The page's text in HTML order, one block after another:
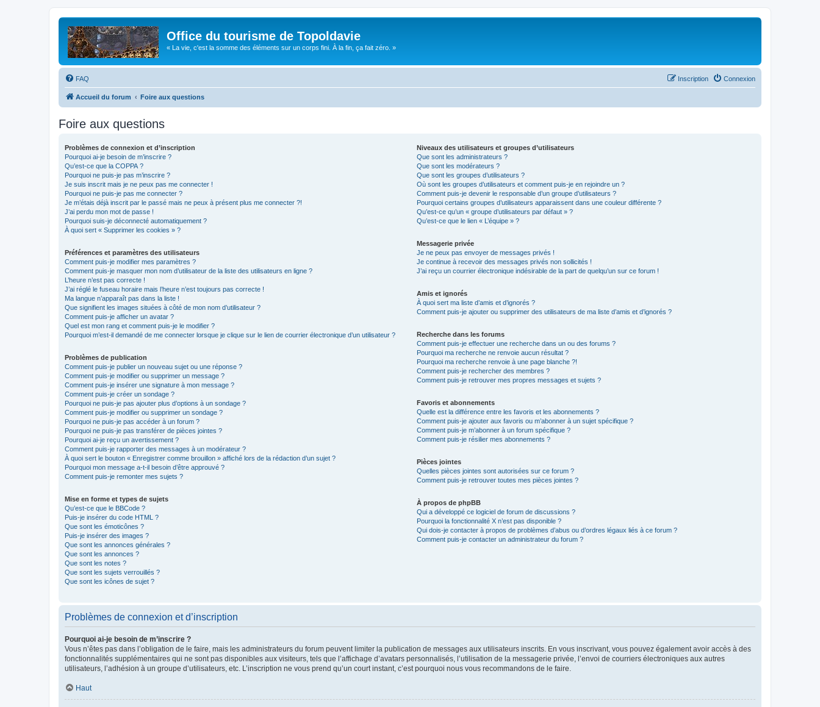
Office du tourisme de Topoldavie
« La vie, c'est la somme des éléments sur un corps fini. À la fin, ça fait zéro. »
FAQ Connexion
Inscription
Accueil du forum Foire aux questions
Foire aux questions
Problèmes de connexion et d’inscription
Pourquoi ai-je besoin de m’inscrire ?
Qu’est-ce que la COPPA ?
Pourquoi ne puis-je pas m’inscrire ?
Je suis inscrit mais je ne peux pas me connecter !
Pourquoi ne puis-je pas me connecter ?
Je m’étais déjà inscrit par le passé mais ne peux à présent plus me connecter ?!
J’ai perdu mon mot de passe !
Pourquoi suis-je déconnecté automatiquement ?
À quoi sert « Supprimer les cookies » ?
Préférences et paramètres des utilisateurs
Comment puis-je modifier mes paramètres ?
Comment puis-je masquer mon nom d’utilisateur de la liste des utilisateurs en ligne ?
L’heure n’est pas correcte !
J’ai réglé le fuseau horaire mais l’heure n’est toujours pas correcte !
Ma langue n’apparaît pas dans la liste !
Que signifient les images situées à côté de mon nom d’utilisateur ?
Comment puis-je afficher un avatar ?
Quel est mon rang et comment puis-je le modifier ?
Pourquoi m’est-il demandé de me connecter lorsque je clique sur le lien de courrier électronique d’un utilisateur ?
Problèmes de publication
Comment puis-je publier un nouveau sujet ou une réponse ?
Comment puis-je modifier ou supprimer un message ?
Comment puis-je insérer une signature à mon message ?
Comment puis-je créer un sondage ?
Pourquoi ne puis-je pas ajouter plus d’options à un sondage ?
Comment puis-je modifier ou supprimer un sondage ?
Pourquoi ne puis-je pas accéder à un forum ?
Pourquoi ne puis-je pas transférer de pièces jointes ?
Pourquoi ai-je reçu un avertissement ?
Comment puis-je rapporter des messages à un modérateur ?
À quoi sert le bouton « Enregistrer comme brouillon » affiché lors de la rédaction d’un sujet ?
Pourquoi mon message a-t-il besoin d’être approuvé ?
Comment puis-je remonter mes sujets ?
Mise en forme et types de sujets
Qu’est-ce que le BBCode ?
Puis-je insérer du code HTML ?
Que sont les émoticônes ?
Puis-je insérer des images ?
Que sont les annonces générales ?
Que sont les annonces ?
Que sont les notes ?
Que sont les sujets verrouillés ?
Que sont les icônes de sujet ?
Niveaux des utilisateurs et groupes d’utilisateurs
Que sont les administrateurs ?
Que sont les modérateurs ?
Que sont les groupes d’utilisateurs ?
Où sont les groupes d’utilisateurs et comment puis-je en rejoindre un ?
Comment puis-je devenir le responsable d’un groupe d’utilisateurs ?
Pourquoi certains groupes d’utilisateurs apparaissent dans une couleur différente ?
Qu’est-ce qu’un « groupe d’utilisateurs par défaut » ?
Qu’est-ce que le lien « L’équipe » ?
Messagerie privée
Je ne peux pas envoyer de messages privés !
Je continue à recevoir des messages privés non sollicités !
J’ai reçu un courrier électronique indésirable de la part de quelqu’un sur ce forum !
Amis et ignorés
À quoi sert ma liste d’amis et d’ignorés ?
Comment puis-je ajouter ou supprimer des utilisateurs de ma liste d’amis et d’ignorés ?
Recherche dans les forums
Comment puis-je effectuer une recherche dans un ou des forums ?
Pourquoi ma recherche ne renvoie aucun résultat ?
Pourquoi ma recherche renvoie à une page blanche ?!
Comment puis-je rechercher des membres ?
Comment puis-je retrouver mes propres messages et sujets ?
Favoris et abonnements
Quelle est la différence entre les favoris et les abonnements ?
Comment puis-je ajouter aux favoris ou m’abonner à un sujet spécifique ?
Comment puis-je m’abonner à un forum spécifique ?
Comment puis-je résilier mes abonnements ?
Pièces jointes
Quelles pièces jointes sont autorisées sur ce forum ?
Comment puis-je retrouver toutes mes pièces jointes ?
À propos de phpBB
Qui a développé ce logiciel de forum de discussions ?
Pourquoi la fonctionnalité X n’est pas disponible ?
Qui dois-je contacter à propos de problèmes d’abus ou d’ordres légaux liés à ce forum ?
Comment puis-je contacter un administrateur du forum ?
Problèmes de connexion et d’inscription
Pourquoi ai-je besoin de m’inscrire ?
Vous n’êtes pas dans l’obligation de le faire, mais les administrateurs du forum peuvent limiter la publication de messages aux utilisateurs inscrits. En vous inscrivant, vous pouvez également avoir accès à des
fonctionnalités supplémentaires qui ne sont pas disponibles aux visiteurs, tels que l’affichage d’avatars personnalisés, l’utilisation de la messagerie privée, l’envoi de courriers électroniques aux autres
utilisateurs, l’adhésion à un groupe d’utilisateurs, etc. L’inscription ne vous prend qu’un court instant, c’est pourquoi nous vous recommandons de le faire.
Haut